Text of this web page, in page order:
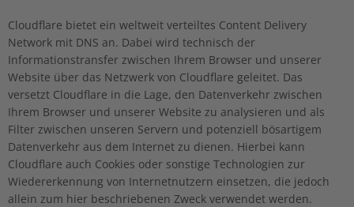
Cloudflare bietet ein weltweit verteiltes Content Delivery
Network mit DNS an. Dabei wird technisch der
Informationstransfer zwischen Ihrem Browser und unserer
Website über das Netzwerk von Cloudflare geleitet. Das
versetzt Cloudflare in die Lage, den Datenverkehr zwischen
Ihrem Browser und unserer Website zu analysieren und als
Filter zwischen unseren Servern und potenziell bösartigem
Datenverkehr aus dem Internet zu dienen. Hierbei kann
Cloudflare auch Cookies oder sonstige Technologien zur
Wiedererkennung von Internetnutzern einsetzen, die jedoch
allein zum hier beschriebenen Zweck verwendet werden.